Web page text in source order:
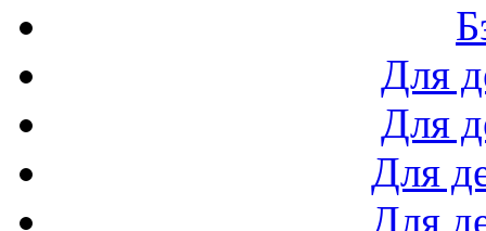
Для
Для
Для
Для